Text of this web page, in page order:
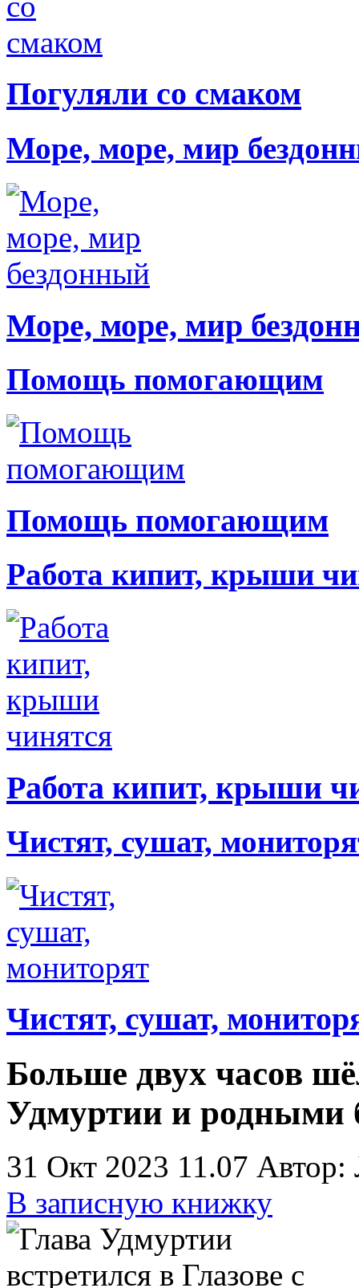
Погуляли со смаком
Море, море, мир
Море, море, мир
Помощь помогающим
Помощь помогающим
Работа кипит, крыши
Работа кипит, крыши
Чистят, сушат,
Чистят, сушат,
Больше двух часов
Удмуртии и родными
31 Окт 2023 11.07 Автор:
В записную книжку